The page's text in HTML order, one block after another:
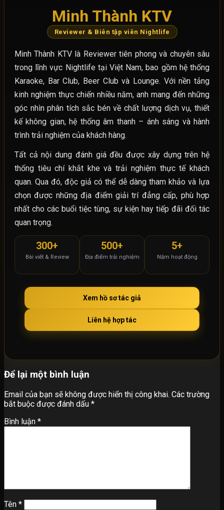
Minh Thành KTV
Reviewer & Biên tập viên Nightlife
Minh Thành KTV là Reviewer tiên phong và chuyên sâu
trong lĩnh vực Nightlife tại Việt Nam, bao gồm hệ thống
Karaoke, Bar Club, Beer Club và Lounge. Với nền tảng
kinh nghiệm thực chiến nhiều năm, anh mang đến những
góc nhìn phân tích sắc bén về chất lượng dịch vụ, thiết
kế không gian, hệ thống âm thanh – ánh sáng và hành
trình trải nghiệm của khách hàng.
Tất cả nội dung đánh giá đều được xây dựng trên hệ
thống tiêu chí khắt khe và trải nghiệm thực tế khách
quan. Qua đó, độc giả có thể dễ dàng tham khảo và lựa
chọn được những địa điểm giải trí đẳng cấp, phù hợp
nhất cho các buổi tiệc tùng, sự kiện hay tiếp đãi đối tác
quan trọng.
300+
Bài viết & Review
500+
Địa điểm trải nghiệm
5+
Năm hoạt động
Xem hồ sơ tác giả
Liên hệ hợp tác
Để lại một bình luận
Email của bạn sẽ không được hiển thị công khai. Các trường
bắt buộc được đánh dấu *
Bình luận *
Tên *